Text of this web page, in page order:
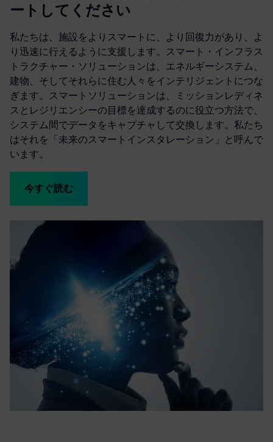
ートしてください
私たちは、施設をよりスマートに、より回復力があり、よ
り迅速に行えるように支援します。スマート・インフラス
トラクチャー・ソリューションは、エネルギーシステム、
建物、そしてそれらに住む人々をインテリジェントにつな
ぎます。スマートソリューションは、ミッションレディネ
スとレジリエンシーの目標を達成するのに役立つ方法で、
システム間でデータをキャプチャして交換します。私たち
はそれを「未来のスマートインスタレーション」と呼んで
います。
今すぐ読む